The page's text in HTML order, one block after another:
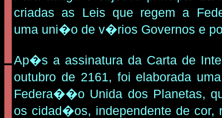
criadas as Leis que regem a
uma uni�o de v�rios Governos e
Ap�s a assinatura da Carta de
outubro de 2161, foi elaborada
Federa��o Unida dos Planetas,
os cidad�os, independente de cor,